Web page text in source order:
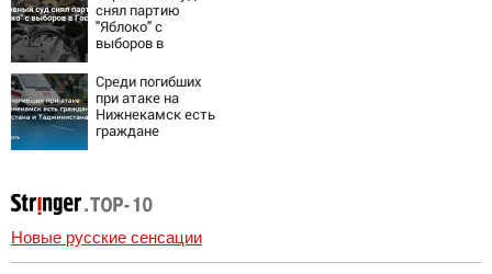
с рабочими
10/08/2026 –
Новости
снял партию
"Яблоко" с
выборов в
Среди погибших
при атаке на
Нижнекамск есть
граждане
Новые русские сенсации